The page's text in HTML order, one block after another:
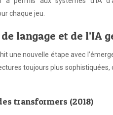
chaque jeu.
langage et de l’IA
une nouvelle étape avec
toujours plus
transformers (2018)